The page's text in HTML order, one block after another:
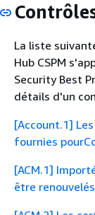
La liste
Hub CSPM
Security Best
détails d'un
[Account.1]
fournies
[ACM.1]
être